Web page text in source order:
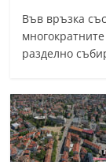
Във връзка
разделно